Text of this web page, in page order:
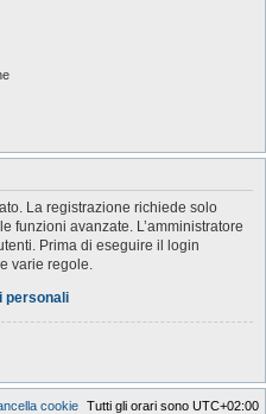
La registrazione richiede solo
funzioni avanzate. L’amministratore
Prima di eseguire il login
varie regole.
personali
Tutti gli orari sono UTC+02:00
cookie